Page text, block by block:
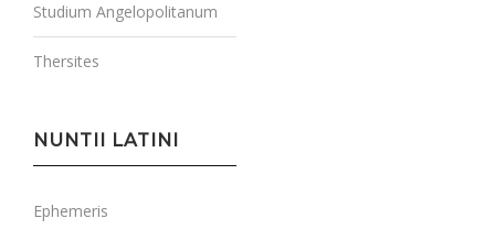
Studium Angelopolitanum
Thersites
NUNTII LATINI
Ephemeris